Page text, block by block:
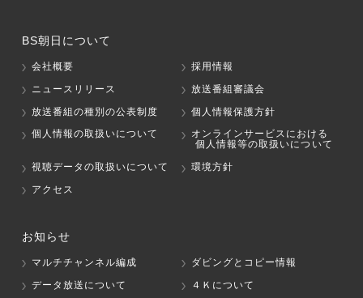
BS朝日について
会社概要
採用情報
ニュースリリース
放送番組審議会
放送番組の種別の公表制度
個人情報保護方針
個人情報の取扱いについて
オンラインサービスにおける
個人情報等の取扱いについて
視聴データの取扱いについて
環境方針
アクセス
お知らせ
マルチチャンネル編成
ダビングとコピー情報
データ放送について
４Ｋについて